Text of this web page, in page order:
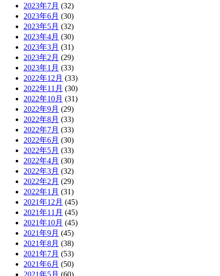
2023年7月 (32)
2023年6月 (30)
2023年5月 (32)
2023年4月 (30)
2023年3月 (31)
2023年2月 (29)
2023年1月 (33)
2022年12月 (33)
2022年11月 (30)
2022年10月 (31)
2022年9月 (29)
2022年8月 (33)
2022年7月 (33)
2022年6月 (30)
2022年5月 (33)
2022年4月 (30)
2022年3月 (32)
2022年2月 (29)
2022年1月 (31)
2021年12月 (45)
2021年11月 (45)
2021年10月 (45)
2021年9月 (45)
2021年8月 (38)
2021年7月 (53)
2021年6月 (50)
2021年5月 (60)